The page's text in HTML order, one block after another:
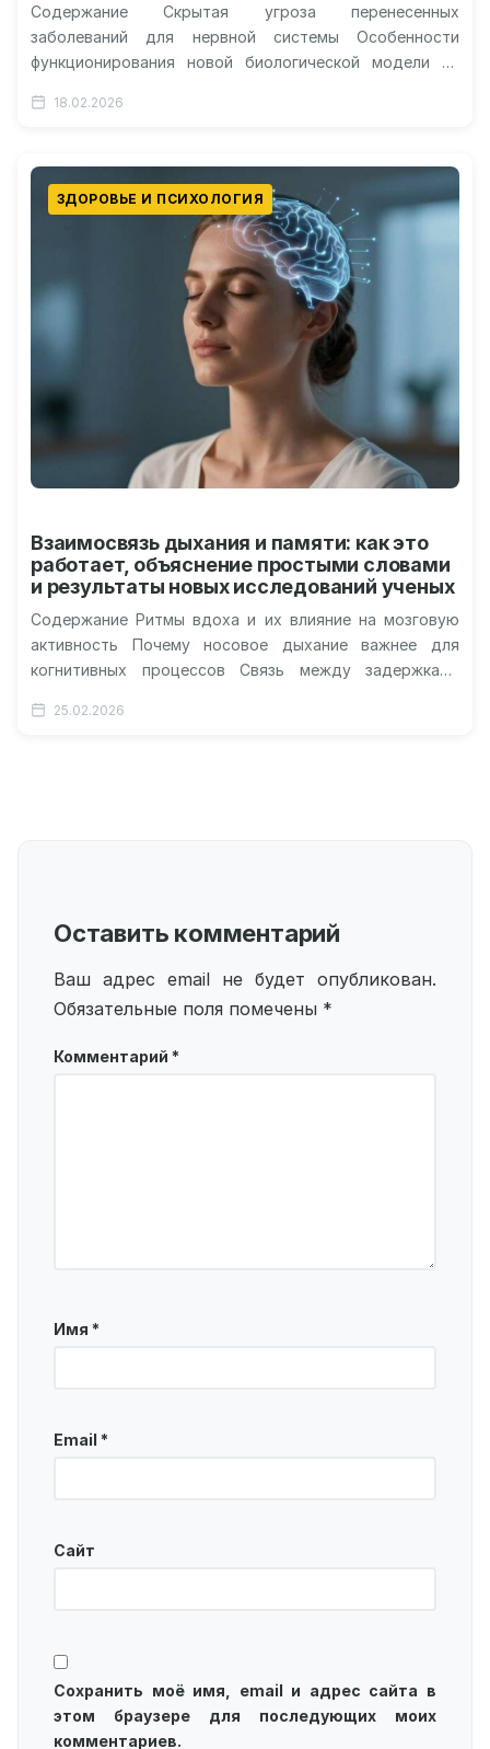
Содержание Скрытая угроза перенесенных
заболеваний для нервной системы Особенности
функционирования новой биологической модели на
двигательных путей Перспективы разработки новых
18.02.2026
ЗДОРОВЬЕ И ПСИХОЛОГИЯ
Взаимосвязь дыхания и памяти: как это
работает, объяснение простыми словами
и результаты новых исследований ученых
Содержание Ритмы вдоха и их влияние на мозговую
активность Почему носовое дыхание важнее для
когнитивных процессов Связь между задержками
применение…
25.02.2026
Оставить комментарий
Ваш адрес email не будет опубликован.
Обязательные поля помечены *
Комментарий *
Имя *
Email *
Сайт
Сохранить моё имя, email и адрес сайта в
этом браузере для последующих моих
комментариев.